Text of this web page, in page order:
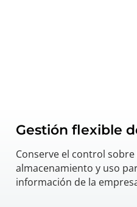
Gestión flexible
Conserve el control
almacenamiento y uso
información de la